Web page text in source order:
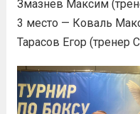
Змазнев Максим
3 место — Коваль
Тарасов Егор (тренер